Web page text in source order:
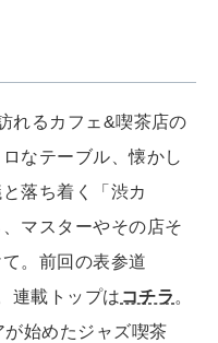
？
間です。』
れるカフェ&喫茶店の
なテーブル、懐かし
落ち着く「渋カ
マスターやその店そ
。前回の表参道
連載トップは コチラ 。
始めたジャズ喫茶